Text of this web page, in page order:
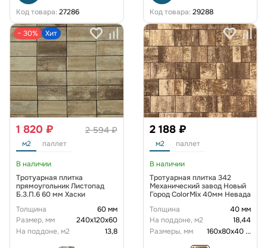
Код товара: 27286
Код товара: 29288
− 30% Хит
2 594 ₽
1 820 ₽
м2 паллет
В наличии
Тротуарная плитка
прямоугольник Листопад
Б.3.П.6 60 мм Хаски
Толщина
60 мм
Размер, мм
240х120х60
На поддоне, м2
13,8
2 188 ₽
м2 паллет
В наличии
Тротуарная плитка 342
Механический завод Новый
Город ColorMix 40мм Невада
Толщина
40 мм
На поддоне, м2
18,44
Размеры, мм
160х80х40...